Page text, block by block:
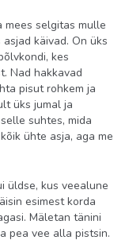
mees selgitas mulle
käivad. On üks
kes
Nad hakkavad
pisut rohkem ja
üks jumal ja
suhtes, mida
ühte asja, aga me
üldse, kus veealune
esimest korda
Mäletan tänini
pea vee alla pistsin.